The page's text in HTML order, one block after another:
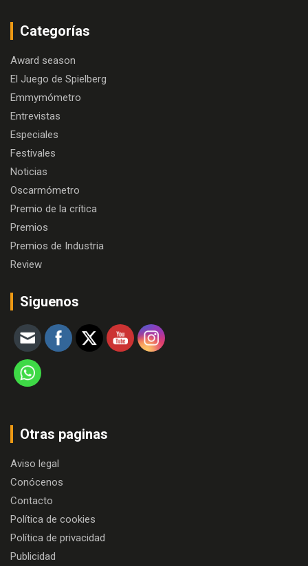
Categorías
Award season
El Juego de Spielberg
Emmymómetro
Entrevistas
Especiales
Festivales
Noticias
Oscarmómetro
Premio de la crítica
Premios
Premios de Industria
Review
Siguenos
Otras paginas
Aviso legal
Conócenos
Contacto
Política de cookies
Política de privacidad
Publicidad